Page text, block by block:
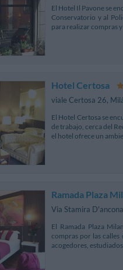
El Hotel Il Pavone se
Conservatorio y al
para realizar compras y
Hotel Certosa
viale Certosa 26,
El Hotel Certosa se
de trabajo, cerca del
el hotel ofrece un
Ramada Plaza
Via Stamira
El Ramada Plaza
compras por las
acogedores,